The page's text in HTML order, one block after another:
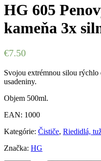
HG 605
kameňa 3x
€7.50
Svojou extrémnou silou rýchlo
usadeniny.
Objem 500ml.
EAN: 1000
Kategórie: Čističe, Riedidlá,
Značka: HG